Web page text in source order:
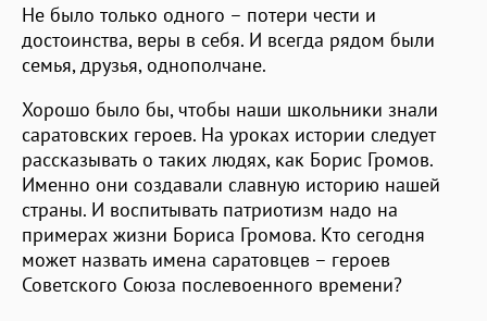
Не было только одного – потери чести и
достоинства, веры в себя. И всегда рядом были
семья, друзья, однополчане.
Хорошо было бы, чтобы наши школьники знали
саратовских героев. На уроках истории следует
рассказывать о таких людях, как Борис Громов.
Именно они создавали славную историю нашей
страны. И воспитывать патриотизм надо на
примерах жизни Бориса Громова. Кто сегодня
может назвать имена саратовцев – героев
Советского Союза послевоенного времени?